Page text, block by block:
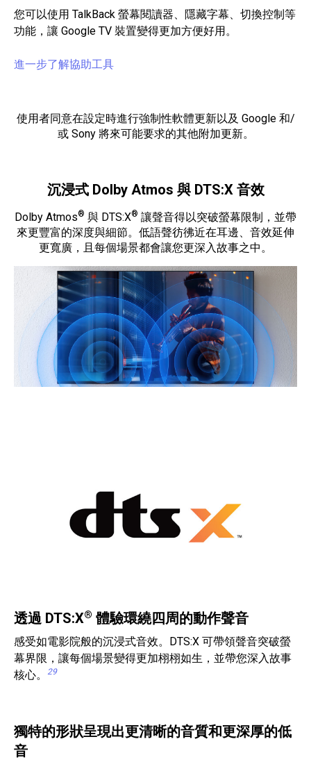
您可以使用 TalkBack 螢幕閱讀器、隱藏字幕、切換控制等
功能，讓 Google TV 裝置變得更加方便好用。
進一步了解協助工具
使用者同意在設定時進行強制性軟體更新以及 Google 和/
或 Sony 將來可能要求的其他附加更新。
沉浸式 Dolby Atmos 與 DTS:X 音效
Dolby Atmos® 與 DTS:X® 讓聲音得以突破螢幕限制，並帶
來更豐富的深度與細節。低語聲彷彿近在耳邊、音效延伸
更寬廣，且每個場景都會讓您更深入故事之中。
透過 DTS:X® 體驗環繞四周的動作聲音
感受如電影院般的沉浸式音效。DTS:X 可帶領聲音突破螢
幕界限，讓每個場景變得更加栩栩如生，並帶您深入故事
核心。
29
獨特的形狀呈現出更清晰的音質和更深厚的低
音